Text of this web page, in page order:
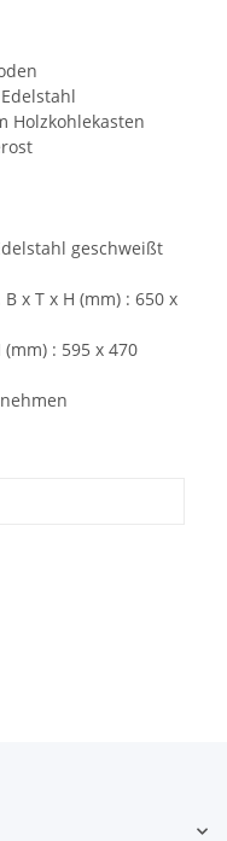
Holzkohlekasten
geschweißt
x T x H (mm) : 650 x
: 595 x 470